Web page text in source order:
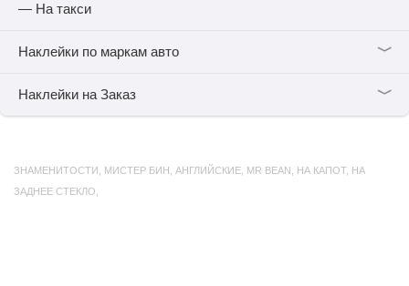
— На такси
Наклейки по маркам авто ﹀
Наклейки на Заказ ﹀
ЗНАМЕНИТОСТИ МИСТЕР БИН АНГЛИЙСКИЕ MR BEAN НА КАПОТ, НА
ЗАДНЕЕ СТЕКЛО